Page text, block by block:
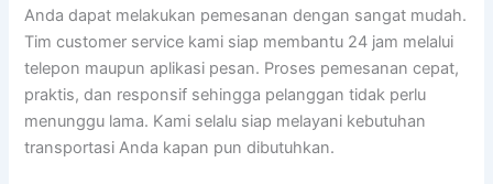
Anda dapat melakukan pemesanan dengan sangat mudah.
Tim customer service kami siap membantu 24 jam melalui
telepon maupun aplikasi pesan. Proses pemesanan cepat,
praktis, dan responsif sehingga pelanggan tidak perlu
menunggu lama. Kami selalu siap melayani kebutuhan
transportasi Anda kapan pun dibutuhkan.